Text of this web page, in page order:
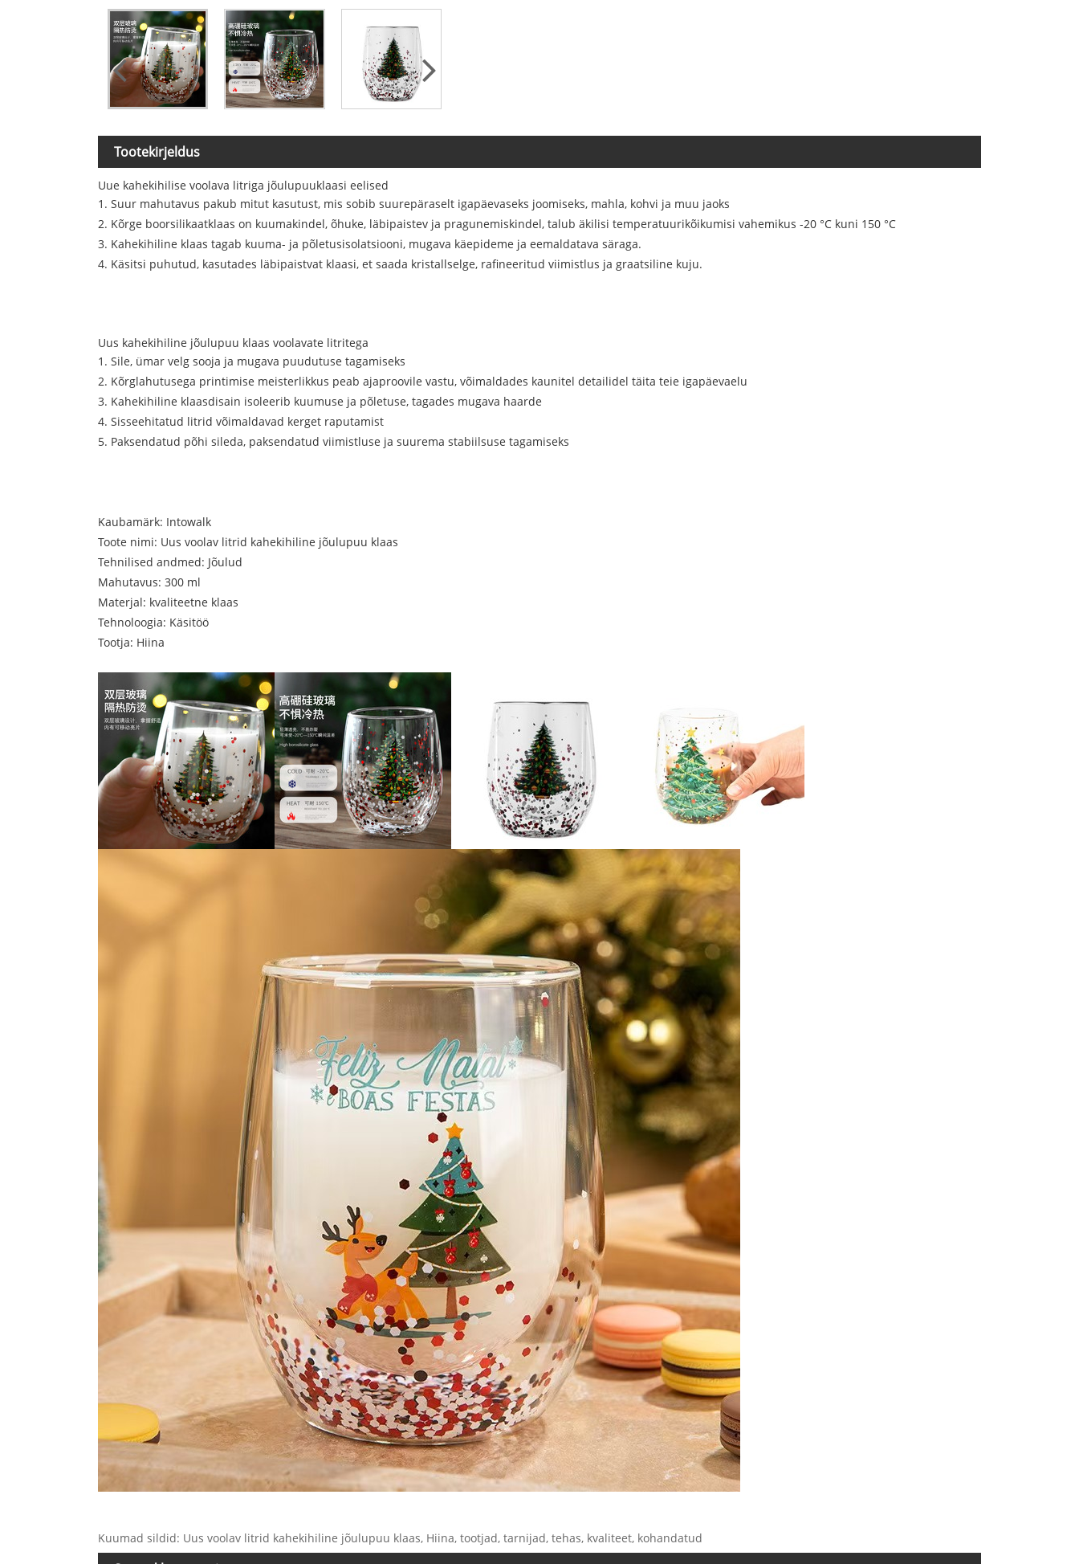
Tootekirjeldus
Uue kahekihilise voolava litriga jõulupuuklaasi eelised
1. Suur mahutavus pakub mitut kasutust, mis sobib suurepäraselt igapäevaseks joomiseks, mahla, kohvi ja muu jaoks
2. Kõrge boorsilikaatklaas on kuumakindel, õhuke, läbipaistev ja pragunemiskindel, talub äkilisi temperatuurikõikumisi vahemikus -20 °C kuni 150 °C
3. Kahekihiline klaas tagab kuuma- ja põletusisolatsiooni, mugava käepideme ja eemaldatava säraga.
4. Käsitsi puhutud, kasutades läbipaistvat klaasi, et saada kristallselge, rafineeritud viimistlus ja graatsiline kuju.
Uus kahekihiline jõulupuu klaas voolavate litritega
1. Sile, ümar velg sooja ja mugava puudutuse tagamiseks
2. Kõrglahutusega printimise meisterlikkus peab ajaproovile vastu, võimaldades kaunitel detailidel täita teie igapäevaelu
3. Kahekihiline klaasdisain isoleerib kuumuse ja põletuse, tagades mugava haarde
4. Sisseehitatud litrid võimaldavad kerget raputamist
5. Paksendatud põhi sileda, paksendatud viimistluse ja suurema stabiilsuse tagamiseks
Kaubamärk: Intowalk
Toote nimi: Uus voolav litrid kahekihiline jõulupuu klaas
Tehnilised andmed: Jõulud
Mahutavus: 300 ml
Materjal: kvaliteetne klaas
Tehnoloogia: Käsitöö
Tootja: Hiina
Kuumad sildid: Uus voolav litrid kahekihiline jõulupuu klaas, Hiina, tootjad, tarnijad, tehas, kvaliteet, kohandatud